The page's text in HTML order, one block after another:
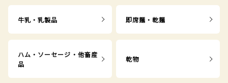
牛乳・乳製品 即席麺・乾麺
ハム・ソーセージ・他畜産
品
乾物